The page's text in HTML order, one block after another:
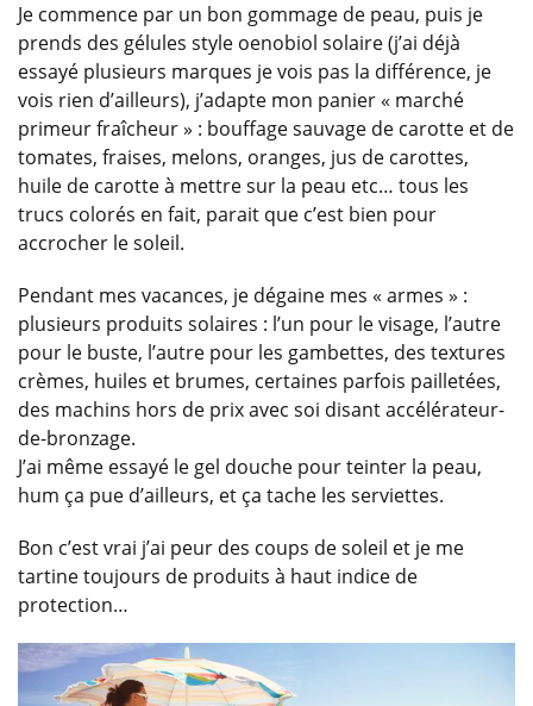
Je commence par un bon gommage de peau, puis je
prends des gélules style oenobiol solaire (j’ai déjà
essayé plusieurs marques je vois pas la différence, je
vois rien d’ailleurs), j’adapte mon panier « marché
primeur fraîcheur » : bouffage sauvage de carotte et de
tomates, fraises, melons, oranges, jus de carottes,
huile de carotte à mettre sur la peau etc… tous les
trucs colorés en fait, parait que c’est bien pour
accrocher le soleil.
Pendant mes vacances, je dégaine mes « armes » :
plusieurs produits solaires : l’un pour le visage, l’autre
pour le buste, l’autre pour les gambettes, des textures
crèmes, huiles et brumes, certaines parfois pailletées,
des machins hors de prix avec soi disant accélérateur-
de-bronzage.
J’ai même essayé le gel douche pour teinter la peau,
hum ça pue d’ailleurs, et ça tache les serviettes.
Bon c’est vrai j’ai peur des coups de soleil et je me
tartine toujours de produits à haut indice de
protection…